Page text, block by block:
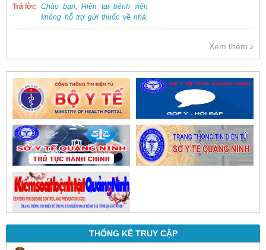
Trả lời:
Chào bạn, Hiện tại bệnh viện
không hỗ trợ gửi thuốc về nhà.
Việc cấp phát thuốc tại bệnh viện
trực tiếp.
Xem thêm
THỐNG KÊ TRUY CẬP